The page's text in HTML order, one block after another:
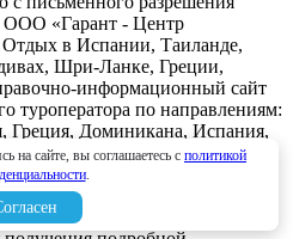
ООО «Гарант - Центр
в Испании, Таиланде,
Шри-Ланке, Греции,
информационный сайт
туроператора по направлениям:
Греция, Доминикана, Испания,
Мексика, ОАЭ, Таиланд,
о ценах, указанная на
ни офертой. определяемой
кодекса
на сайте, вы соглашаетесь с политикой
.